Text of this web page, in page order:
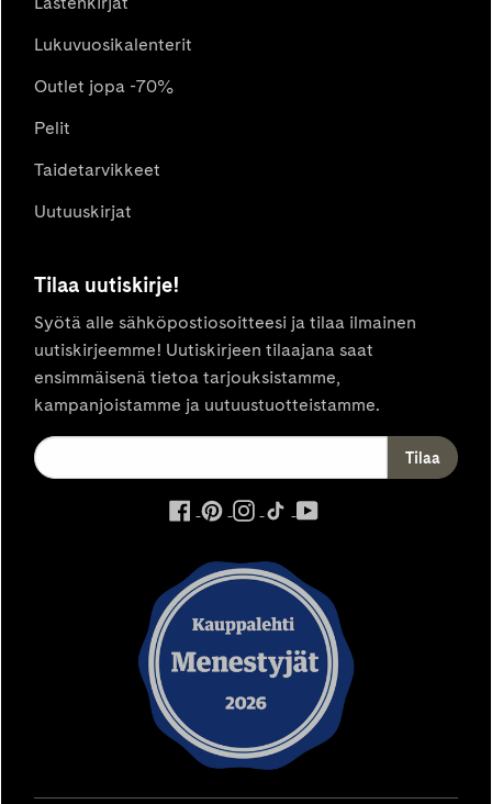
Lukuvuosikalenterit
Outlet jopa -70%
Pelit
Taidetarvikkeet
Uutuuskirjat
Tilaa uutiskirje!
Syötä alle sähköpostiosoitteesi ja tilaa ilmainen
uutiskirjeemme! Uutiskirjeen tilaajana saat
ensimmäisenä tietoa tarjouksistamme,
kampanjoistamme ja uutuustuotteistamme.
ulkoinen
avautuu
uuteen
välilehteen
ulkoinen
avautuu
uuteen
välilehteen
ulkoinen
avautuu
uuteen
välilehteen
ulkoinen
uuteen
välilehteen
välilehteen